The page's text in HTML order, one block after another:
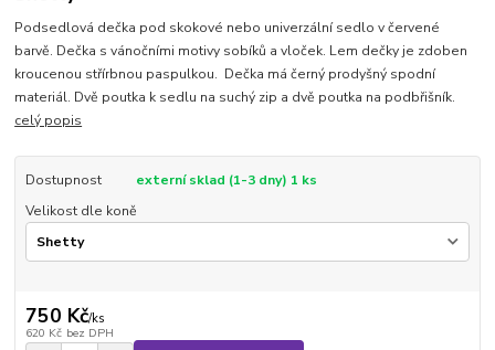
Podsedlová dečka pod skokové nebo univerzální sedlo v červené
barvě. Dečka s vánočními motivy sobíků a vloček. Lem dečky je zdoben
kroucenou střírbnou paspulkou. Dečka má černý prodyšný spodní
materiál. Dvě poutka k sedlu na suchý zip a dvě poutka na podbřišník.
celý popis
Dostupnost
externí sklad (1-3 dny) 1 ks
Velikost dle koně
750 Kč/ks
620 Kč bez DPH